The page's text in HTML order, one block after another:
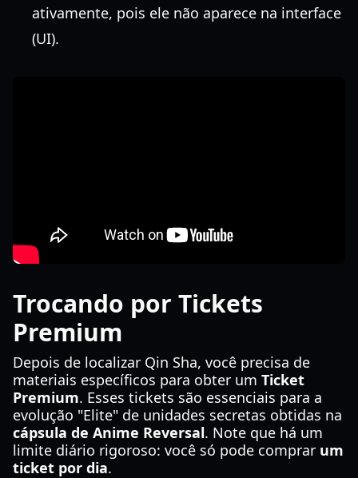
ativamente, pois ele não aparece na interface
(UI).
Trocando por Tickets
Premium
Depois de localizar Qin Sha, você precisa de
materiais específicos para obter um Ticket
Premium. Esses tickets são essenciais para a
evolução "Elite" de unidades secretas obtidas na
cápsula de Anime Reversal. Note que há um
limite diário rigoroso: você só pode comprar um
ticket por dia.